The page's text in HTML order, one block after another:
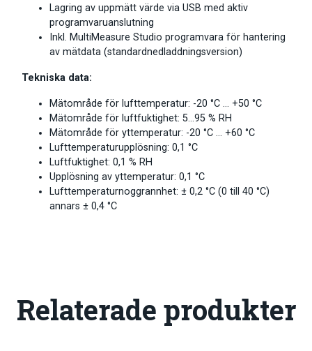
Lagring av uppmätt värde via USB med aktiv
programvaruanslutning
Inkl. MultiMeasure Studio programvara för hantering
av mätdata (standardnedladdningsversion)
Tekniska data:
Mätområde för lufttemperatur: -20 °C … +50 °C
Mätområde för luftfuktighet: 5…95 % RH
Mätområde för yttemperatur: -20 °C … +60 °C
Lufttemperaturupplösning: 0,1 °C
Luftfuktighet: 0,1 % RH
Upplösning av yttemperatur: 0,1 °C
Lufttemperaturnoggrannhet: ± 0,2 °C (0 till 40 °C)
annars ± 0,4 °C
Relaterade produkter